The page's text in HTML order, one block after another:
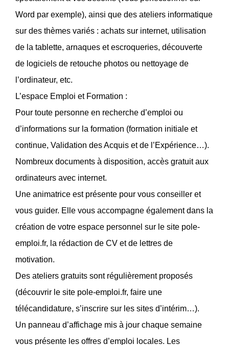
Word par exemple), ainsi que des ateliers informatique
sur des thèmes variés : achats sur internet, utilisation
de la tablette, arnaques et escroqueries, découverte
de logiciels de retouche photos ou nettoyage de
l’ordinateur, etc.
L’espace Emploi et Formation :
Pour toute personne en recherche d’emploi ou
d’informations sur la formation (formation initiale et
continue, Validation des Acquis et de l’Expérience…).
Nombreux documents à disposition, accès gratuit aux
ordinateurs avec internet.
Une animatrice est présente pour vous conseiller et
vous guider. Elle vous accompagne également dans la
création de votre espace personnel sur le site pole-
emploi.fr, la rédaction de CV et de lettres de
motivation.
Des ateliers gratuits sont régulièrement proposés
(découvrir le site pole-emploi.fr, faire une
télécandidature, s’inscrire sur les sites d’intérim…).
Un panneau d’affichage mis à jour chaque semaine
vous présente les offres d’emploi locales. Les